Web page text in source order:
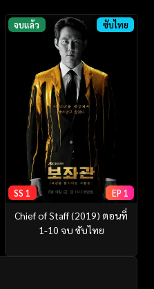
จบแล้ว ซับไทย
SS 1 EP 1
Chief of Staff (2019) ตอนที่
1-10 จบ ซับไทย